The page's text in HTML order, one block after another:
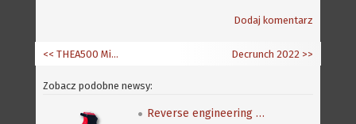
Dodaj komentarz
Decrunch 2022 >>
<< THEA500 Mini: Pandory500 v2
Zobacz podobne newsy:
Reverse engineering klasycznej gry Speedball 2